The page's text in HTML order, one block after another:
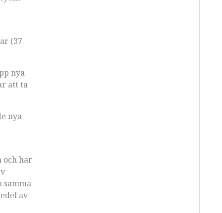
(37
nya
att ta
nya
och har
samma
av